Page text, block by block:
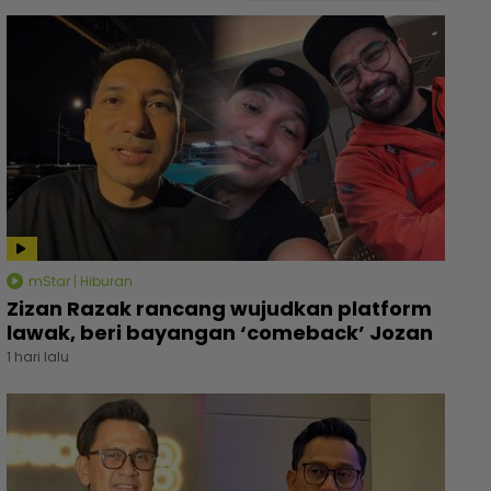
mStar | Hiburan
Zizan Razak rancang wujudkan platform
lawak, beri bayangan ‘comeback’ Jozan
1 hari lalu